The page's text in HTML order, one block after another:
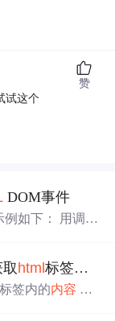
试这个
赞
DOM事件
如下： 用调用
事件的知识，
html标签内的
标签内的内容 本